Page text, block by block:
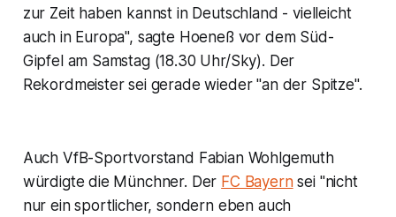
zur Zeit haben kannst in Deutschland - vielleicht
auch in Europa", sagte Hoeneß vor dem Süd-
Gipfel am Samstag (18.30 Uhr/Sky). Der
Rekordmeister sei gerade wieder "an der Spitze".
Auch VfB-Sportvorstand Fabian Wohlgemuth
würdigte die Münchner. Der FC Bayernsei "nicht
nur ein sportlicher, sondern eben auch